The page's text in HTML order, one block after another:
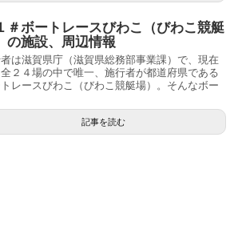
＃ボートレースびわこ（びわこ競艇
の施設、周辺情報
は滋賀県庁（滋賀県総務部事業課）で、現在
２４場の中で唯一、施行者が都道府県である
レースびわこ（びわこ競艇場）。そんなボー
記事を読む